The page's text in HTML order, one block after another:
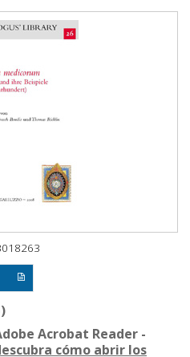
Acrobat Reader -
cómo abrir los